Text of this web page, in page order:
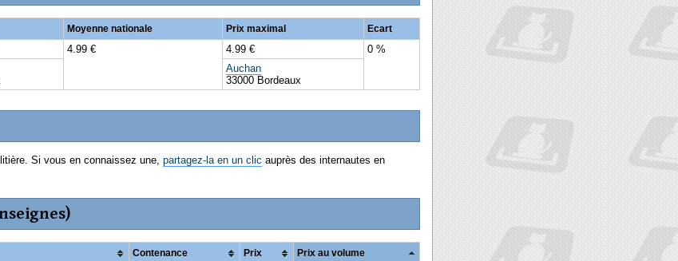
Moyenne nationale Prix maximal Ecart
4.99 € 4.99 €
0 %
Auchan
33000 Bordeaux
Si vous en connaissez une, partagez-la en un clic auprès des internautes en
Contenance Prix Prix au volume